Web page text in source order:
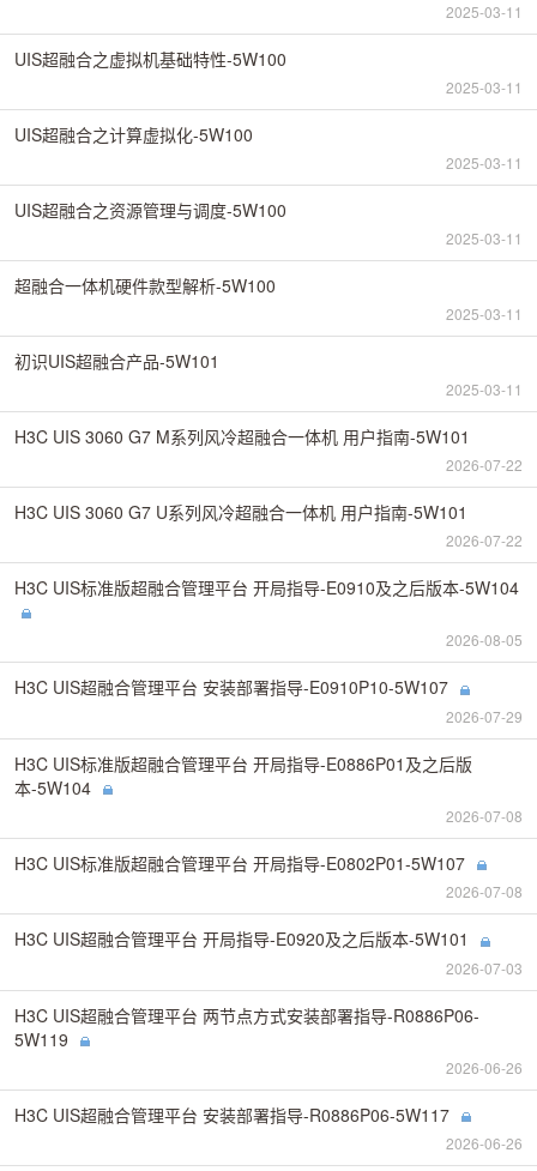
2025-03-11
UIS超融合之虚拟机基础特性-5W100
2025-03-11
UIS超融合之计算虚拟化-5W100
2025-03-11
UIS超融合之资源管理与调度-5W100
2025-03-11
超融合一体机硬件款型解析-5W100
2025-03-11
初识UIS超融合产品-5W101
2025-03-11
H3C UIS 3060 G7 M系列风冷超融合一体机 用户指南-5W101
2026-07-22
H3C UIS 3060 G7 U系列风冷超融合一体机 用户指南-5W101
2026-07-22
H3C UIS标准版超融合管理平台 开局指导-E0910及之后版本-5W104
2026-08-05
H3C UIS超融合管理平台 安装部署指导-E0910P10-5W107
2026-07-29
H3C UIS标准版超融合管理平台 开局指导-E0886P01及之后版
本-5W104
2026-07-08
H3C UIS标准版超融合管理平台 开局指导-E0802P01-5W107
2026-07-08
H3C UIS超融合管理平台 开局指导-E0920及之后版本-5W101
2026-07-03
H3C UIS超融合管理平台 两节点方式安装部署指导-R0886P06-
5W119
2026-06-26
H3C UIS超融合管理平台 安装部署指导-R0886P06-5W117
2026-06-26